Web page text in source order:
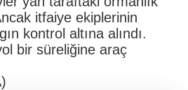
itfaiye ekiplerinin
kontrol altına alındı.
bir süreliğine araç